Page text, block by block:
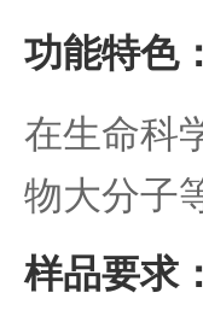
功能特色：
在生命科
物大分子
样品要求：